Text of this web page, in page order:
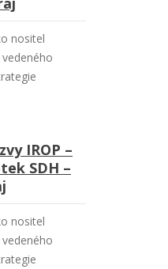
nositel
IROP –
SDH –
nositel